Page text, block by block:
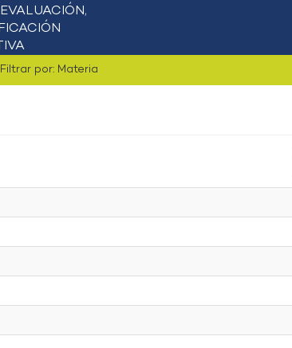
Filtrar por: Materia